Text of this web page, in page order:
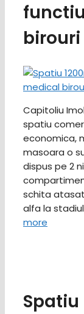
Capitoliu
spatiu
economica,
masoara o
dispus pe 2
schita
alfa la
more